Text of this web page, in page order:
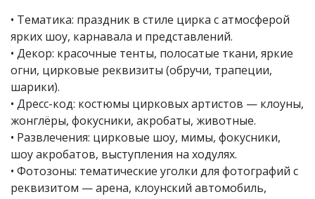
• Тематика: праздник в стиле цирка с атмосферой
ярких шоу, карнавала и представлений.
• Декор: красочные тенты, полосатые ткани, яркие
огни, цирковые реквизиты (обручи, трапеции,
шарики).
• Дресс-код: костюмы цирковых артистов — клоуны,
жонглёры, фокусники, акробаты, животные.
• Развлечения: цирковые шоу, мимы, фокусники,
шоу акробатов, выступления на ходулях.
• Фотозоны: тематические уголки для фотографий с
реквизитом — арена, клоунский автомобиль,